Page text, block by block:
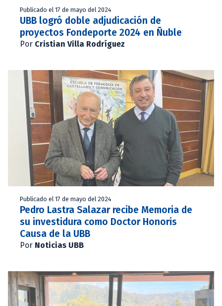
Publicado el 17 de mayo del 2024
UBB logró doble adjudicación de
proyectos Fondeporte 2024 en Ñuble
Por Cristian Villa Rodríguez
Publicado el 17 de mayo del 2024
Pedro Lastra Salazar recibe Memoria de
su investidura como Doctor Honoris
Causa de la UBB
Por Noticias UBB